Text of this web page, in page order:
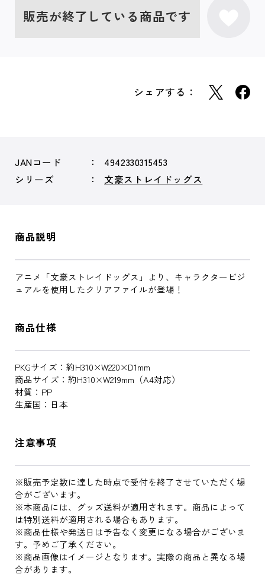
販売が終了している商品です
シェアする：
JANコード
4942330315453
シリーズ
文豪ストレイドッグス
商品説明
アニメ「文豪ストレイドッグス」より、キャラクタービジ
ュアルを使用したクリアファイルが登場！
商品仕様
PKGサイズ：約H310×W220×D1mm
商品サイズ：約H310×W219mm（A4対応）
材質：PP
生産国：日本
注意事項
※販売予定数に達した時点で受付を終了させていただく場
合がございます。
※本商品には、グッズ送料が適用されます。商品によって
は特別送料が適用される場合もあります。
※商品仕様や発送日は予告なく変更になる場合がございま
す。予めご了承ください。
※商品画像はイメージとなります。実際の商品と異なる場
合があります。